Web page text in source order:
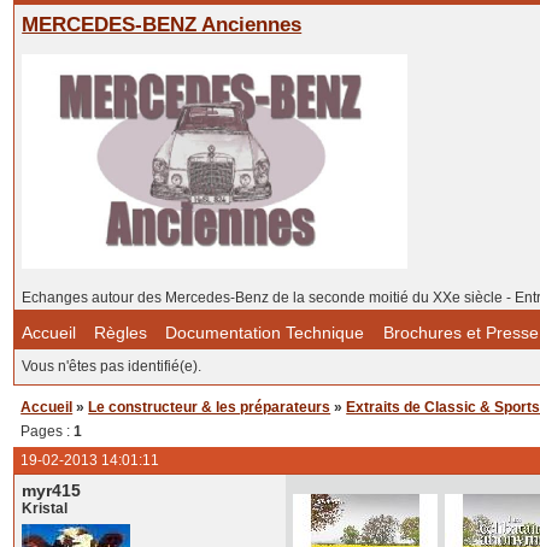
MERCEDES-BENZ Anciennes
Echanges autour des Mercedes-Benz de la seconde moitié du XXe siècle -
Accueil Règles Documentation Technique Brochures et Presse
Vous n'êtes pas identifié(e).
Accueil » Le constructeur & les préparateurs » Extraits de Classic &
Pages :1
19-02-2013 14:01:11
myr415
Kristal